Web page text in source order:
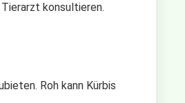
konsultieren.
Roh kann Kürbis